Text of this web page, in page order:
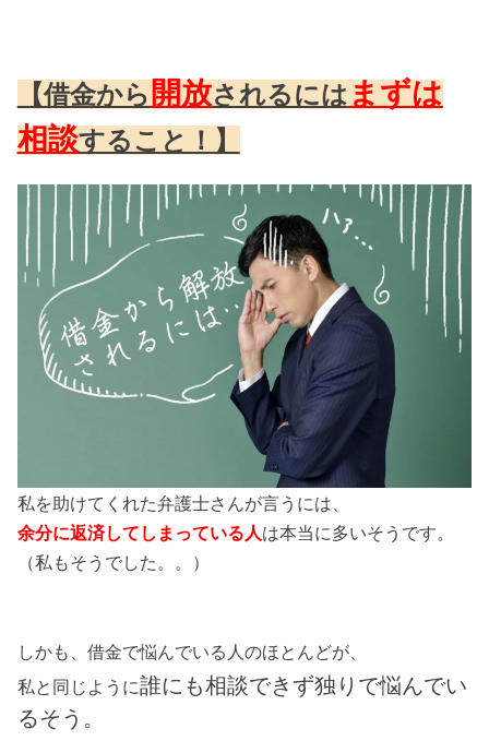
【借金から 開放されるには まずは
相談すること！】
私を助けてくれた弁護士さんが言うには、
余分に返済してしまっている人は本当に多いそうです。
（私もそうでした。。）
しかも、借金で悩んでいる人のほとんどが、
私と同じように誰にも相談できず独りで悩んでい
るそう。